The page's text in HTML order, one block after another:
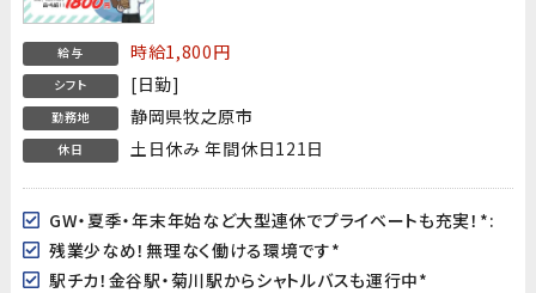
給与 時給1,800円
シフト [日勤]
勤務地 静岡県牧之原市
休日 土日休み 年間休日121日
GW・夏季・年末年始など大型連休でプライベートも充実！*:
残業少なめ！無理なく働ける環境です*
駅チカ！金谷駅・菊川駅からシャトルバスも運行中*